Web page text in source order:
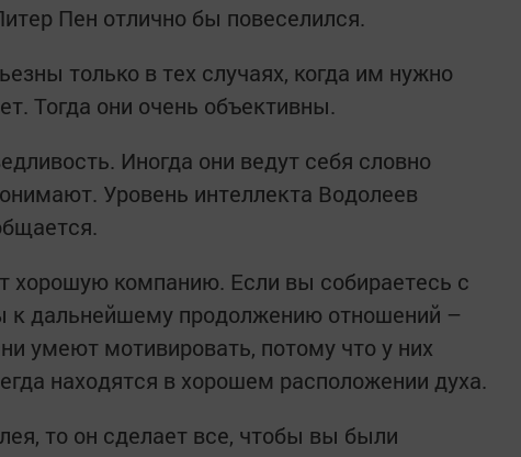
Пен отлично бы повеселился.
только в тех случаях, когда им нужно
Тогда они очень объективны.
Иногда они ведут себя словно
Уровень интеллекта Водолеев
хорошую компанию. Если вы собираетесь с
к дальнейшему продолжению отношений –
умеют мотивировать, потому что у них
находятся в хорошем расположении духа.
то он сделает все, чтобы вы были